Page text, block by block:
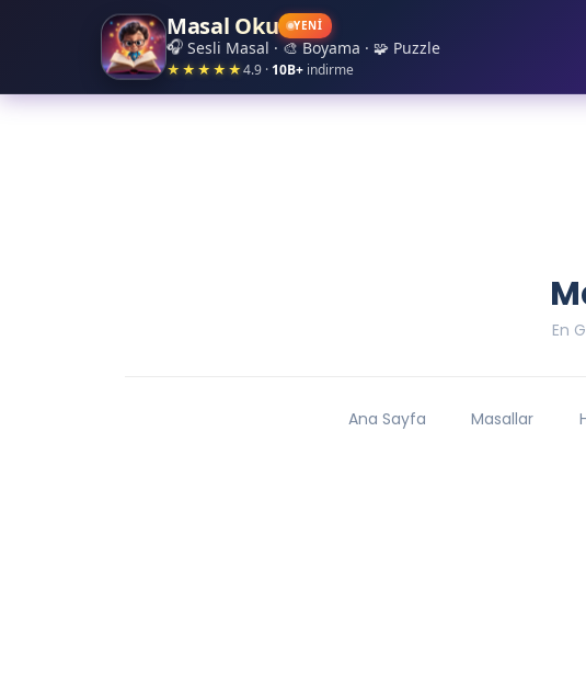
Masal Oku YENİ
🎧 Sesli Masal · 🎨 Boyama · 🧩 Puzzle
★★★★★4.9 · 10B+ indirme
En
Ana Sayfa Masallar